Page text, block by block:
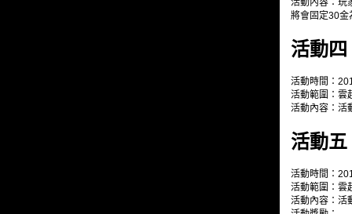
將會固定30金
活動
活動時間：
活動範圍：雲
活動內容：活
活動
活動時間：
活動範圍：雲
活動內容：活